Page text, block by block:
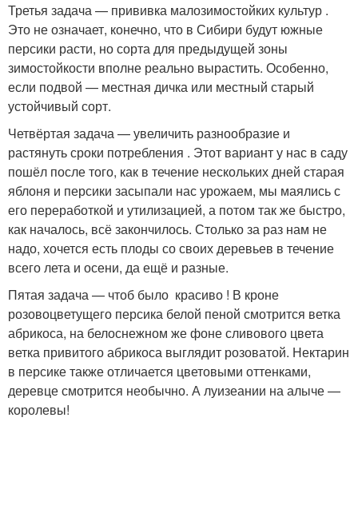
Третья задача — прививка малозимостойких культур .
Это не означает, конечно, что в Сибири будут южные
персики расти, но сорта для предыдущей зоны
зимостойкости вполне реально вырастить. Особенно,
если подвой — местная дичка или местный старый
устойчивый сорт.
Четвёртая задача — увеличить разнообразие и
растянуть сроки потребления . Этот вариант у нас в саду
пошёл после того, как в течение нескольких дней старая
яблоня и персики засыпали нас урожаем, мы маялись с
его переработкой и утилизацией, а потом так же быстро,
как началось, всё закончилось. Столько за раз нам не
надо, хочется есть плоды со своих деревьев в течение
всего лета и осени, да ещё и разные.
Пятая задача — чтоб было красиво ! В кроне
розовоцветущего персика белой пеной смотрится ветка
абрикоса, на белоснежном же фоне сливового цвета
ветка привитого абрикоса выглядит розоватой. Нектарин
в персике также отличается цветовыми оттенками,
деревце смотрится необычно. А луизеании на алыче —
королевы!